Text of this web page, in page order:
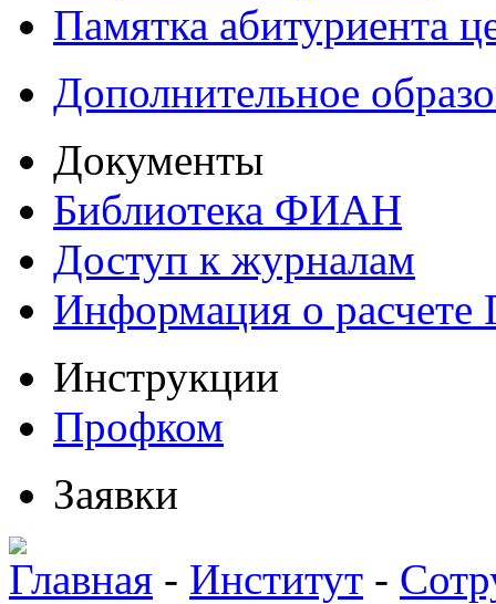
Памятка абитуриента
Дополнительное
Документы
Библиотека ФИАН
Доступ к журналам
Информация о
Инструкции
Профком
Заявки
Главная - Институт -